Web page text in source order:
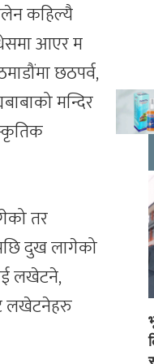
कहिल्यै
आएर म
छठपर्व,
मन्दिर
तर
दुख लागेको
लखेटने,
लखेटनेहरु